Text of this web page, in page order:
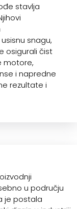
stavlja
snagu,
osigurali čist
motore,
i napredne
rezultate i
u području
je postala